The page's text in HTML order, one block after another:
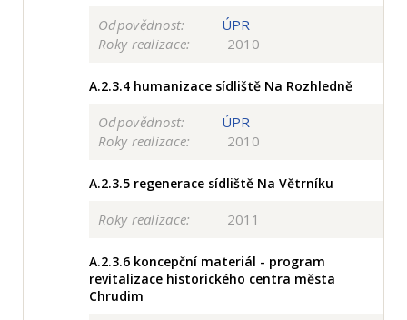
Odpovědnost:
ÚPR
Roky realizace:
2010
A.2.3.4 humanizace sídliště Na Rozhledně
Odpovědnost:
ÚPR
Roky realizace:
2010
A.2.3.5 regenerace sídliště Na Větrníku
Roky realizace: 2011
A.2.3.6 koncepční materiál - program
revitalizace historického centra města
Chrudim